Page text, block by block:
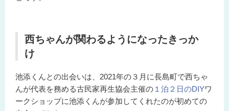
西ちゃんが関わるようになったきっか
け
池添くんとの出会いは、2021年の３月に長島町で西ちゃ
んが代表を務める古民家再生協会主催の １泊２日のDIYワ
ークショップに池添くんが参加してくれたのが初めての